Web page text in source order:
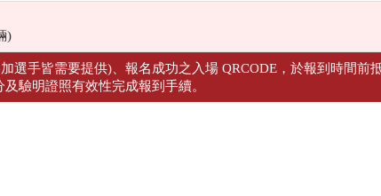
)
手皆需要提供)、報名成功之入場 QRCODE，於報到時間前
驗明證照有效性完成報到手續。